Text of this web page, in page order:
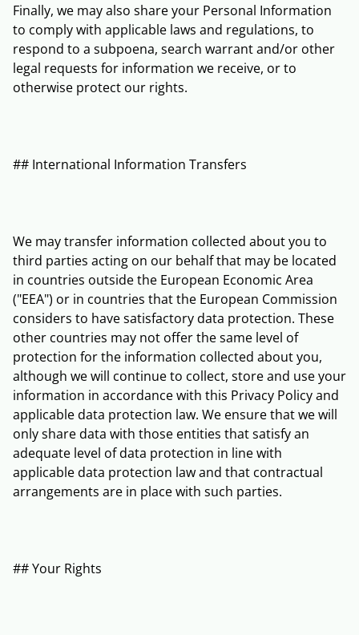
Finally, we may also share your Personal Information
to comply with applicable laws and regulations, to
respond to a subpoena, search warrant and/or other
legal requests for information we receive, or to
otherwise protect our rights.
## International Information Transfers
We may transfer information collected about you to
third parties acting on our behalf that may be located
in countries outside the European Economic Area
("EEA") or in countries that the European Commission
considers to have satisfactory data protection. These
other countries may not offer the same level of
protection for the information collected about you,
although we will continue to collect, store and use your
information in accordance with this Privacy Policy and
applicable data protection law. We ensure that we will
only share data with those entities that satisfy an
adequate level of data protection in line with
applicable data protection law and that contractual
arrangements are in place with such parties.
## Your Rights